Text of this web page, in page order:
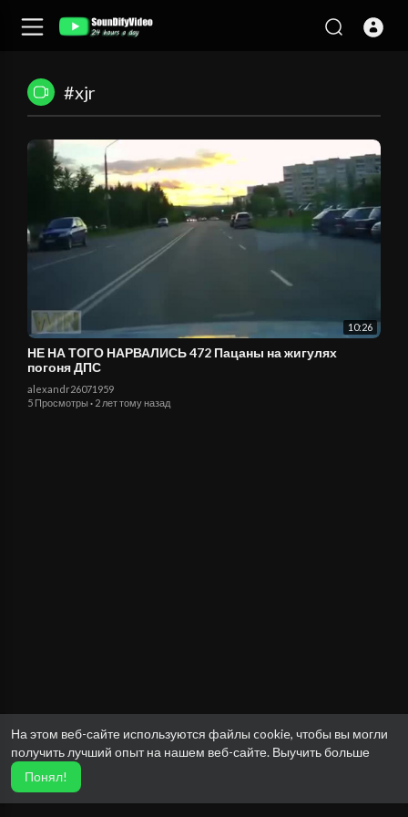
На этом веб-сайте используются файлы cookie, чтобы вы могли
получить лучший опыт на нашем веб-сайте. Выучить больше
Понял!
#xjr
10:26
НЕ НА ТОГО НАРВАЛИСЬ 472 Пацаны на жигулях
погоня ДПС
alexandr26071959
5 Просмотры · 2 лет тому назад